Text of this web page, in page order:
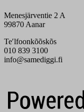
Menesjärventie 2 A
99870 Aanar
Teʹlfoonkõõskõs
010 839 3100
info@samediggi.fi